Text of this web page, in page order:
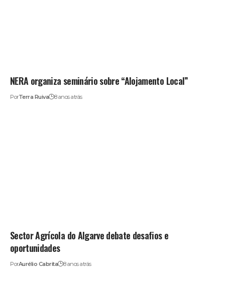
NERA organiza seminário sobre “Alojamento Local”
PorTerra Ruiva 8 anos atrás
Sector Agrícola do Algarve debate desafios e
oportunidades
PorAurélio Cabrita 8 anos atrás